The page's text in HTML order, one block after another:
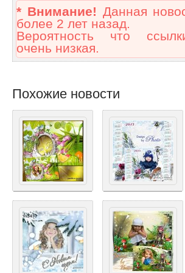
* Внимание! Данная
более 2 лет назад.
Вероятность что
очень низкая.
Похожие новости